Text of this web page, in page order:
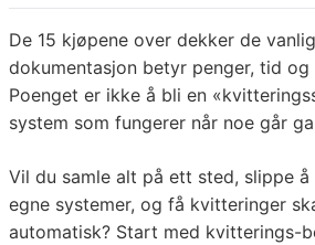
De 15 kjøpene over dekker de
dokumentasjon betyr penger, tid og
Poenget er ikke å bli en
system som fungerer når noe går
Vil du samle alt på ett sted, slippe
egne systemer, og få kvitteringer
automatisk? Start med kvitterings-